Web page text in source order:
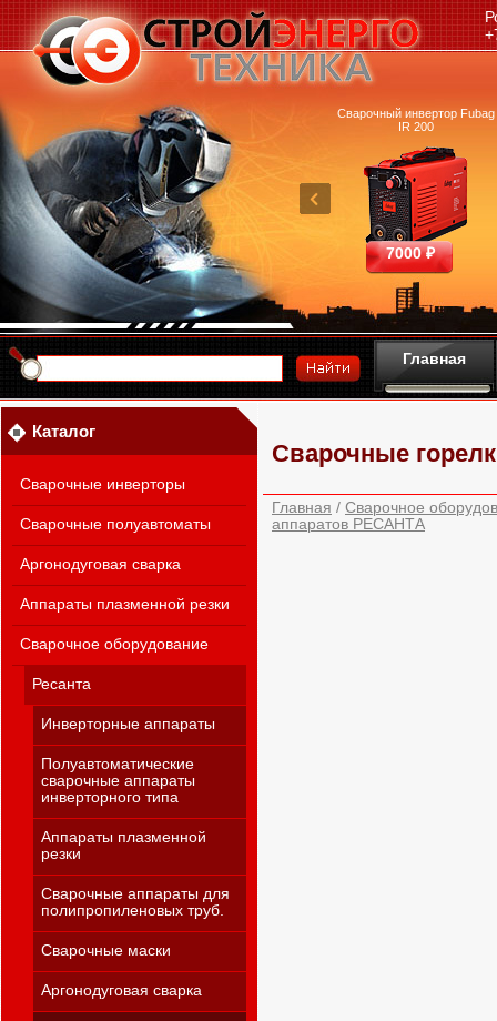
аппарат Ресанта
САИПА-200 ММА
25390 ₽
Машина термической резки
FUBAG INCUT10
460700 ₽
Сварочный инвертор Fubag
IR 200
7000 ₽
Главная
Каталог
Сварочные инверторы
Сварочные полуавтоматы
Аргонодуговая сварка
Аппараты плазменной резки
Сварочное оборудование
Ресанта
Инверторные аппараты
Полуавтоматические
сварочные аппараты
инверторного типа
Аппараты плазменной
резки
Сварочные аппараты для
полипропиленовых труб.
Сварочные маски
Аргонодуговая сварка
Сварочные
Главная / Сварочное
аппаратов РЕСАНТА